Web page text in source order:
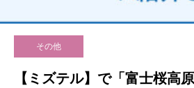
その他
【ミズテル】で「富士桜高